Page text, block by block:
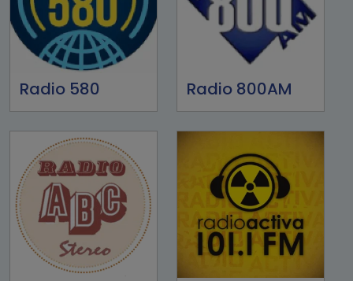
Radio 580 Radio 800AM